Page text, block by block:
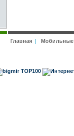
Главная|